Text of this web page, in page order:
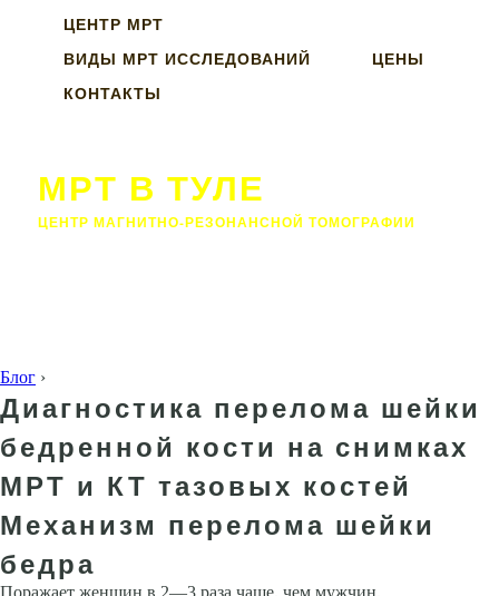
ЦЕНТР МРТ
ВИДЫ МРТ ИССЛЕДОВАНИЙ
ЦЕНЫ
КОНТАКТЫ
МРТ В ТУЛЕ
ЦЕНТР МАГНИТНО-РЕЗОНАНСНОЙ ТОМОГРАФИИ
Блог ›
Диагностика перелома шейки
бедренной кости на снимках
МРТ и КТ тазовых костей
Механизм перелома шейки
бедра
Поражает женщин в 2—3 раза чаще, чем мужчин.